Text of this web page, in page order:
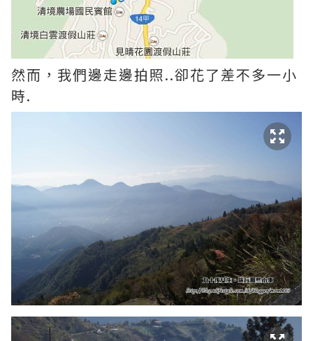
然而，我們邊走邊拍照..卻花了差不多一小
時.